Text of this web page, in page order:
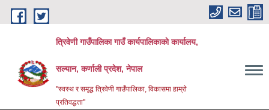
Skip to main content
त्रिवेणी गाउँपालिका गाउँ कार्यपालिकाकाे कार्यालय,
सल्यान, कर्णाली प्रदेश, नेपाल
"स्वस्थ र समृद्ध त्रिवेणी गाउँपालिका, विकासमा हाम्राे
प्रतिवद्धता"